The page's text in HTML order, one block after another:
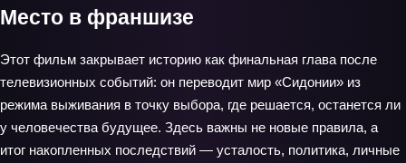
Место в франшизе
Этот фильм закрывает историю как финальная глава после
телевизионных событий: он переводит мир «Сидонии» из
режима выживания в точку выбора, где решается, останется ли
у человечества будущее. Здесь важны не новые правила, а
итог накопленных последствий — усталость, политика, личные